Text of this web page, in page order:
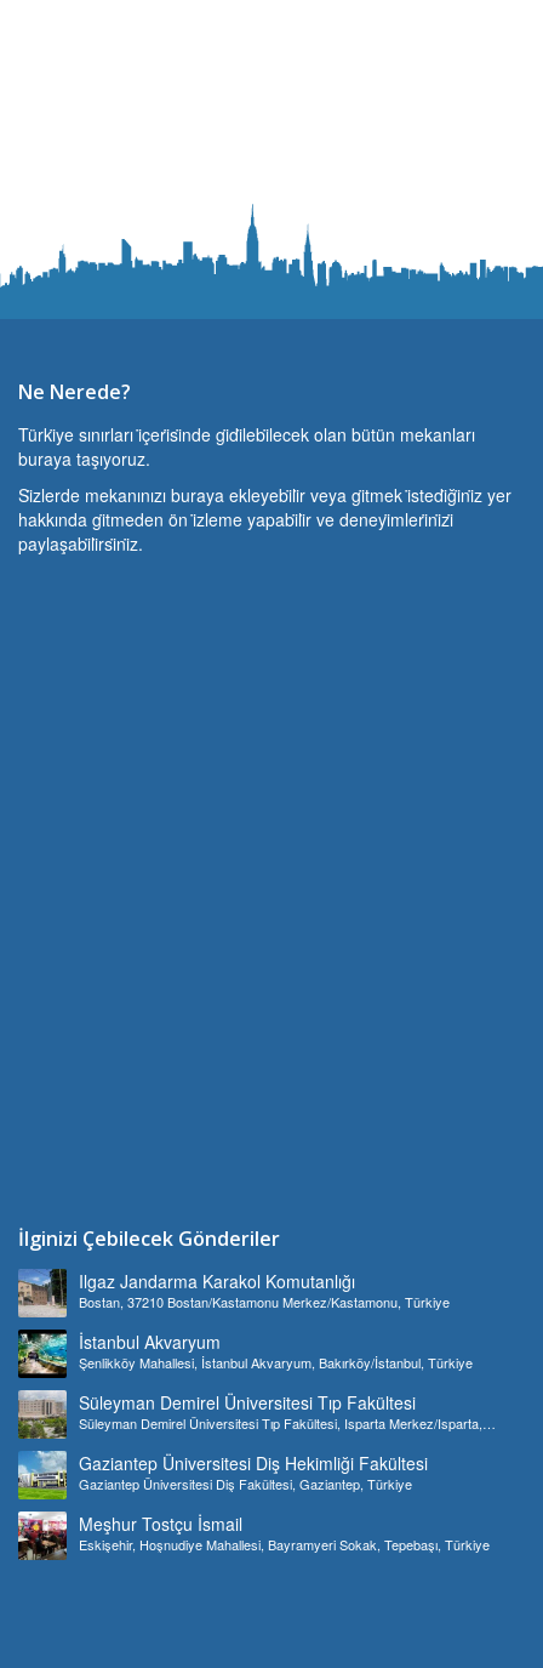
Ne Nerede?
Türki̇ye sınırları i̇çeri̇si̇nde gi̇di̇lebi̇lecek olan bütün mekanları
buraya taşıyoruz.
Si̇zlerde mekanınızı buraya ekleyebi̇li̇r veya gi̇tmek i̇stedi̇ği̇ni̇z yer
hakkında gi̇tmeden ön i̇zleme yapabi̇li̇r ve deneyi̇mleri̇ni̇zi̇
paylaşabi̇li̇rsi̇ni̇z.
İlginizi Çebilecek Gönderiler
Ilgaz Jandarma Karakol Komutanlığı
Bostan, 37210 Bostan/Kastamonu Merkez/Kastamonu, Türkiye
İstanbul Akvaryum
Şenlikköy Mahallesi, İstanbul Akvaryum, Bakırköy/İstanbul, Türkiye
Süleyman Demirel Üniversitesi Tıp Fakültesi
Süleyman Demirel Üniversitesi Tıp Fakültesi, Isparta Merkez/Isparta,
Gaziantep Üniversitesi Diş Hekimliği Fakültesi
Gaziantep Üniversitesi Diş Fakültesi, Gaziantep, Türkiye
Meşhur Tostçu İsmail
Eskişehir, Hoşnudiye Mahallesi, Bayramyeri Sokak, Tepebaşı, Türkiye